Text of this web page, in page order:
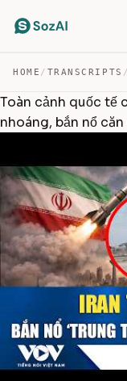
HOME / TRANSCRIPTS
Toàn cảnh quốc tế
nhoáng, bắn nổ